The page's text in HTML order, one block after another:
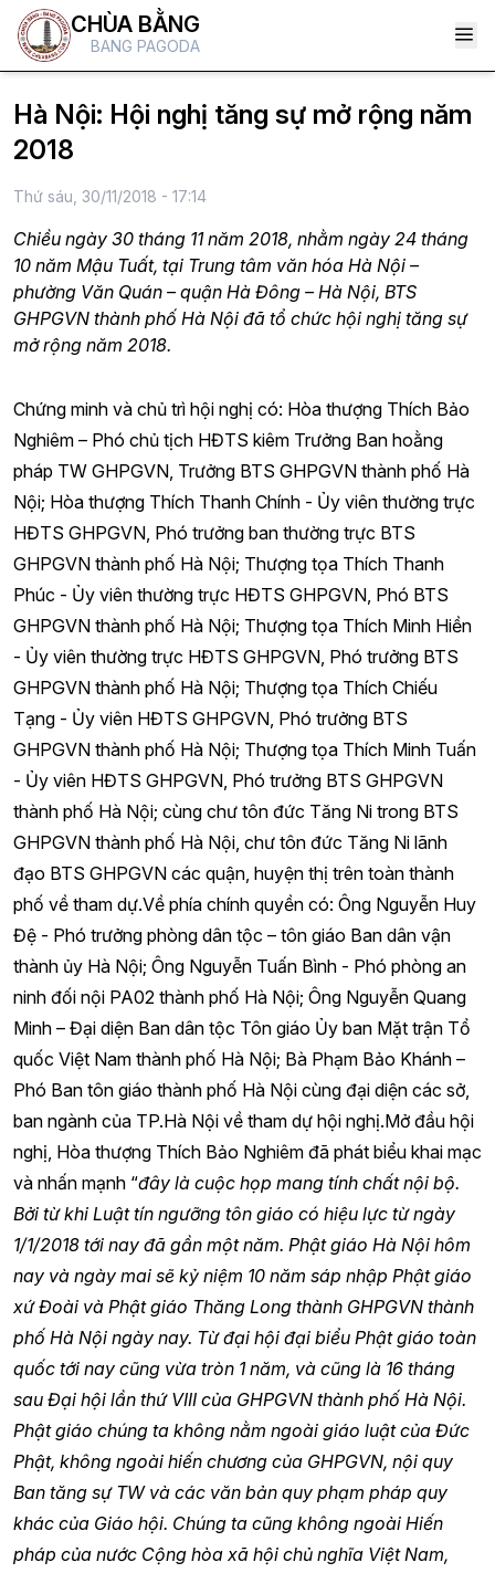
CHÙA BẰNG
BANG PAGODA
Hà Nội: Hội nghị tăng sự mở rộng năm
2018
Thứ sáu, 30/11/2018 - 17:14
Chiều ngày 30 tháng 11 năm 2018, nhằm ngày 24 tháng
10 năm Mậu Tuất, tại Trung tâm văn hóa Hà Nội –
phường Văn Quán – quận Hà Đông – Hà Nội, BTS
GHPGVN thành phố Hà Nội đã tổ chức hội nghị tăng sự
mở rộng năm 2018.
Chứng minh và chủ trì hội nghị có: Hòa thượng Thích Bảo
Nghiêm – Phó chủ tịch HĐTS kiêm Trưởng Ban hoằng
pháp TW GHPGVN, Trưởng BTS GHPGVN thành phố Hà
Nội; Hòa thượng Thích Thanh Chính - Ủy viên thường trực
HĐTS GHPGVN, Phó trưởng ban thường trực BTS
GHPGVN thành phố Hà Nội; Thượng tọa Thích Thanh
Phúc - Ủy viên thường trực HĐTS GHPGVN, Phó BTS
GHPGVN thành phố Hà Nội; Thượng tọa Thích Minh Hiền
- Ủy viên thường trực HĐTS GHPGVN, Phó trưởng BTS
GHPGVN thành phố Hà Nội; Thượng tọa Thích Chiếu
Tạng - Ủy viên HĐTS GHPGVN, Phó trưởng BTS
GHPGVN thành phố Hà Nội; Thượng tọa Thích Minh Tuấn
- Ủy viên HĐTS GHPGVN, Phó trưởng BTS GHPGVN
thành phố Hà Nội; cùng chư tôn đức Tăng Ni trong BTS
GHPGVN thành phố Hà Nội, chư tôn đức Tăng Ni lãnh
đạo BTS GHPGVN các quận, huyện thị trên toàn thành
phố về tham dự.Về phía chính quyền có: Ông Nguyễn Huy
Đệ - Phó trưởng phòng dân tộc – tôn giáo Ban dân vận
thành ủy Hà Nội; Ông Nguyễn Tuấn Bình - Phó phòng an
ninh đối nội PA02 thành phố Hà Nội; Ông Nguyễn Quang
Minh – Đại diện Ban dân tộc Tôn giáo Ủy ban Mặt trận Tổ
quốc Việt Nam thành phố Hà Nội; Bà Phạm Bảo Khánh –
Phó Ban tôn giáo thành phố Hà Nội cùng đại diện các sở,
ban ngành của TP.Hà Nội về tham dự hội nghị.Mở đầu hội
nghị, Hòa thượng Thích Bảo Nghiêm đã phát biểu khai mạc
và nhấn mạnh “đây là cuộc họp mang tính chất nội bộ.
Bởi từ khi Luật tín ngưỡng tôn giáo có hiệu lực từ ngày
1/1/2018 tới nay đã gần một năm. Phật giáo Hà Nội hôm
nay và ngày mai sẽ kỷ niệm 10 năm sáp nhập Phật giáo
xứ Đoài và Phật giáo Thăng Long thành GHPGVN thành
phố Hà Nội ngày nay. Từ đại hội đại biểu Phật giáo toàn
quốc tới nay cũng vừa tròn 1 năm, và cũng là 16 tháng
sau Đại hội lần thứ VIII của GHPGVN thành phố Hà Nội.
Phật giáo chúng ta không nằm ngoài giáo luật của Đức
Phật, không ngoài hiến chương của GHPGVN, nội quy
Ban tăng sự TW và các văn bản quy phạm pháp quy
khác của Giáo hội. Chúng ta cũng không ngoài Hiến
pháp của nước Cộng hòa xã hội chủ nghĩa Việt Nam,